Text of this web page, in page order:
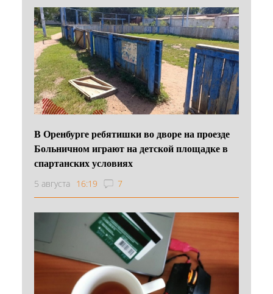
В Оренбурге ребятишки во дворе на проезде
Больничном играют на детской площадке в
спартанских условиях
5 августа 16:19 7